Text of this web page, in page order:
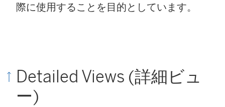
際に使用することを目的としています。
Detailed Views (詳細ビュ
ー)